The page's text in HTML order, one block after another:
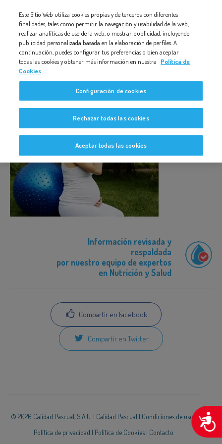
accesibilidad.
MUJER EMBARAZADA BEBIENDO AGUA
Mujer embarazada bebiendo agua
Información revisada y
respaldada
por nuestro equipo de expertos
en Nutrición y Salud
Compartir en Facebook
Compartir en Twitter
© 2026 Calidad Pascual, S.A.U. | Calidad Pascual | Condiciones de uso|
Política de privacidad | Política de Cookies | Contacto
Este Sitio Web utiliza cookies propias y de terceros con diferentes
finalidades, tales como permitir la navegación y usabilidad de la web,
realizar analíticas de uso de la web, o mostrar publicidad, incluyendo
publicidad personalizada basada en la elaboración de perfiles. A
continuación, puedes configurar tus preferencias o bien aceptar
todas las cookies y obtener más información en nuestra
Política de
Cookies
Configuración de cookies
Rechazar todas las cookies
Aceptar todas las cookies